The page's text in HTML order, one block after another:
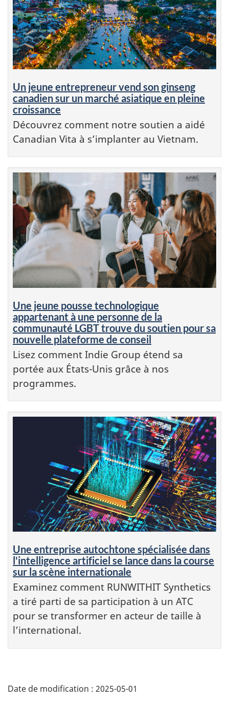
Un jeune entrepreneur vend son ginseng
canadien sur un marché asiatique en pleine
croissance
Découvrez comment notre soutien a aidé
Canadian Vita à s’implanter au Vietnam.
Une jeune pousse technologique
appartenant à une personne de la
communauté LGBT trouve du soutien pour sa
nouvelle plateforme de conseil
Lisez comment Indie Group étend sa
portée aux États-Unis grâce à nos
programmes.
Une entreprise autochtone spécialisée dans
l'intelligence artificiel se lance dans la course
sur la scène internationale
Examinez comment RUNWITHIT Synthetics
a tiré parti de sa participation à un ATC
pour se transformer en acteur de taille à
l’international.
Additional
Date de modification : 2025-05-01